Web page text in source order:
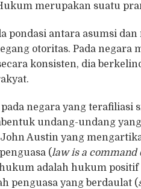
merupakan suatu
pondasi antara asumsi
otoritas. Pada negara
konsisten, dia
negara yang terafiliasi
undang-undang
Austin yang
(law is a command
adalah hukum positif
penguasa yang berdaulat (